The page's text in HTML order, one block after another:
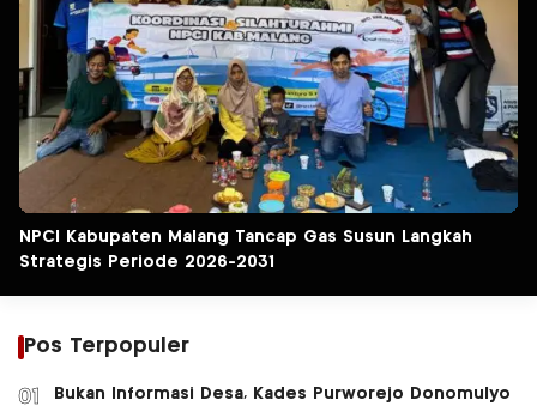
NPCI Kabupaten Malang Tancap Gas Susun Langkah
Strategis Periode 2026-2031
Pos Terpopuler
01
Bukan Informasi Desa, Kades Purworejo Donomulyo